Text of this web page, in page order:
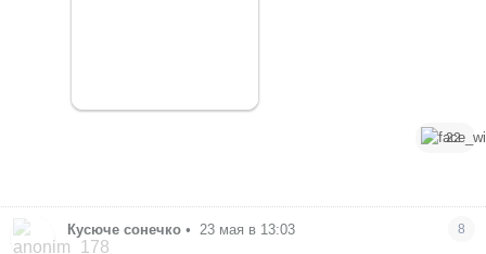
22
Кусюче сонечко • 23 мая в 13:03 8